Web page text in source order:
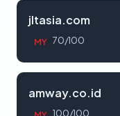
jltasia.com
MY 70/100
amway.co.id
100/100